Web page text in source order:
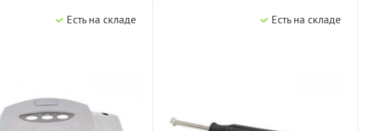
Есть на складе Есть на складе